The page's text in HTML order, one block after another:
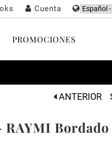
Cuenta
PROMOCIONES
ANTERIOR
Bordado